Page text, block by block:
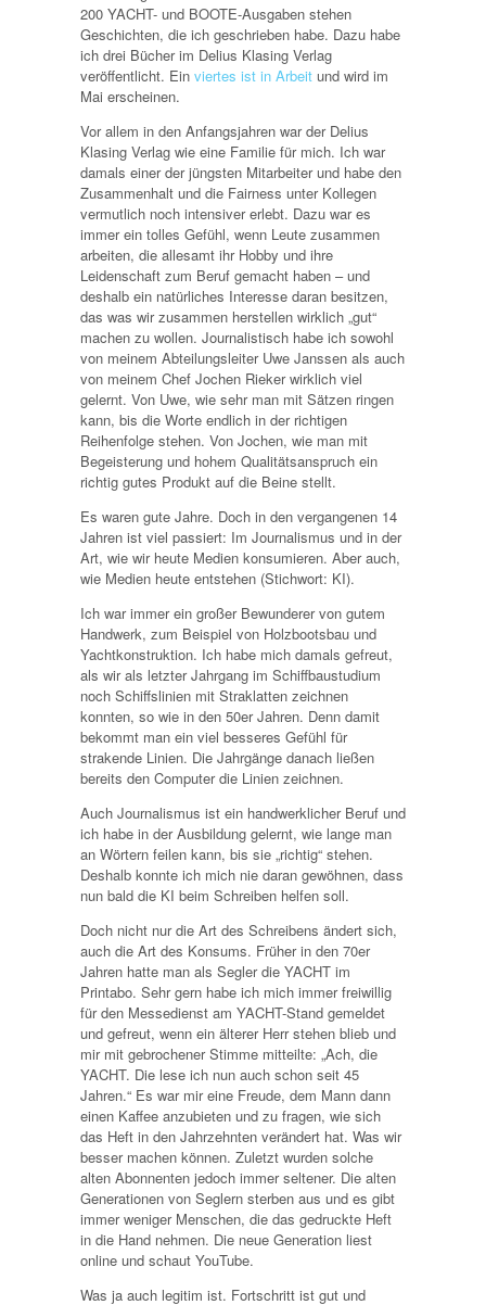
200 YACHT- und BOOTE-Ausgaben stehen
Geschichten, die ich geschrieben habe. Dazu habe
ich drei Bücher im Delius Klasing Verlag
veröffentlicht. Ein viertes ist in Arbeit und wird im
Mai erscheinen.
Vor allem in den Anfangsjahren war der Delius
Klasing Verlag wie eine Familie für mich. Ich war
damals einer der jüngsten Mitarbeiter und habe den
Zusammenhalt und die Fairness unter Kollegen
vermutlich noch intensiver erlebt. Dazu war es
immer ein tolles Gefühl, wenn Leute zusammen
arbeiten, die allesamt ihr Hobby und ihre
Leidenschaft zum Beruf gemacht haben – und
deshalb ein natürliches Interesse daran besitzen,
das was wir zusammen herstellen wirklich „gut“
machen zu wollen. Journalistisch habe ich sowohl
von meinem Abteilungsleiter Uwe Janssen als auch
von meinem Chef Jochen Rieker wirklich viel
gelernt. Von Uwe, wie sehr man mit Sätzen ringen
kann, bis die Worte endlich in der richtigen
Reihenfolge stehen. Von Jochen, wie man mit
Begeisterung und hohem Qualitätsanspruch ein
richtig gutes Produkt auf die Beine stellt.
Es waren gute Jahre. Doch in den vergangenen 14
Jahren ist viel passiert: Im Journalismus und in der
Art, wie wir heute Medien konsumieren. Aber auch,
wie Medien heute entstehen (Stichwort: KI).
Ich war immer ein großer Bewunderer von gutem
Handwerk, zum Beispiel von Holzbootsbau und
Yachtkonstruktion. Ich habe mich damals gefreut,
als wir als letzter Jahrgang im Schiffbaustudium
noch Schiffslinien mit Straklatten zeichnen
konnten, so wie in den 50er Jahren. Denn damit
bekommt man ein viel besseres Gefühl für
strakende Linien. Die Jahrgänge danach ließen
bereits den Computer die Linien zeichnen.
Auch Journalismus ist ein handwerklicher Beruf und
ich habe in der Ausbildung gelernt, wie lange man
an Wörtern feilen kann, bis sie „richtig“ stehen.
Deshalb konnte ich mich nie daran gewöhnen, dass
nun bald die KI beim Schreiben helfen soll.
Doch nicht nur die Art des Schreibens ändert sich,
auch die Art des Konsums. Früher in den 70er
Jahren hatte man als Segler die YACHT im
Printabo. Sehr gern habe ich mich immer freiwillig
für den Messedienst am YACHT-Stand gemeldet
und gefreut, wenn ein älterer Herr stehen blieb und
mir mit gebrochener Stimme mitteilte: „Ach, die
YACHT. Die lese ich nun auch schon seit 45
Jahren.“ Es war mir eine Freude, dem Mann dann
einen Kaffee anzubieten und zu fragen, wie sich
das Heft in den Jahrzehnten verändert hat. Was wir
besser machen können. Zuletzt wurden solche
alten Abonnenten jedoch immer seltener. Die alten
Generationen von Seglern sterben aus und es gibt
immer weniger Menschen, die das gedruckte Heft
in die Hand nehmen. Die neue Generation liest
online und schaut YouTube.
Was ja auch legitim ist. Fortschritt ist gut und